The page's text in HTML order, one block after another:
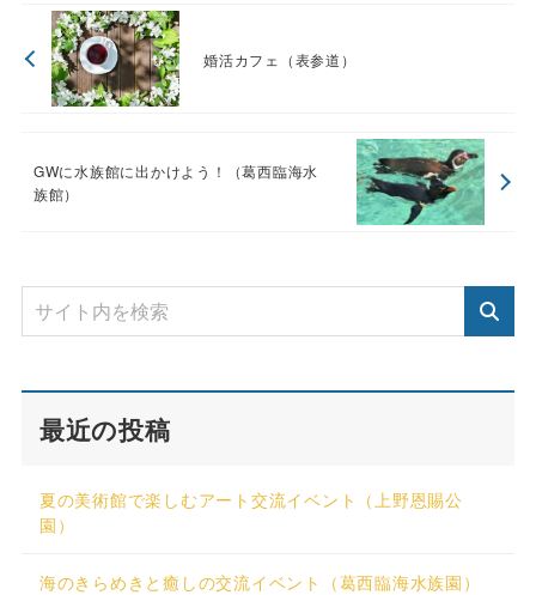
婚活カフェ（表参道）
GWに水族館に出かけよう！（葛西臨海水
族館）
最近の投稿
夏の美術館で楽しむアート交流イベント（上野恩賜公
園）
海のきらめきと癒しの交流イベント（葛西臨海水族園）